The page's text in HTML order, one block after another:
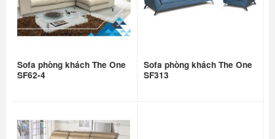
Sofa phòng khách The One
SF62-4
Sofa phòng khách The One
SF313